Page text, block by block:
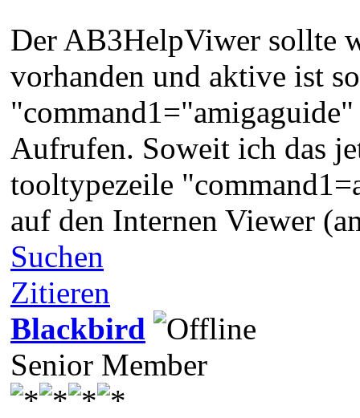
Der AB3HelpViwer sollte
vorhanden und aktive ist
Aufrufen. Soweit ich das
tooltypezeile
auf den Internen Viewer
Suchen
Zitieren
Blackbird
Senior Member